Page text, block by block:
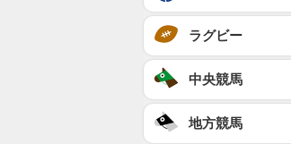
ラグビー
中央競馬
地方競馬